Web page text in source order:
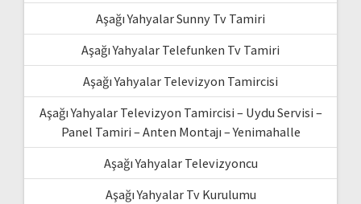
Aşağı Yahyalar Sunny Tv Tamiri
Aşağı Yahyalar Telefunken Tv Tamiri
Aşağı Yahyalar Televizyon Tamircisi
Aşağı Yahyalar Televizyon Tamircisi – Uydu Servisi –
Panel Tamiri – Anten Montajı – Yenimahalle
Aşağı Yahyalar Televizyoncu
Aşağı Yahyalar Tv Kurulumu